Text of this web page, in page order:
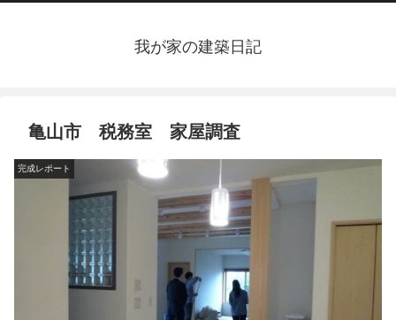
我が家の建築日記
亀山市 税務室 家屋調査
完成レポート